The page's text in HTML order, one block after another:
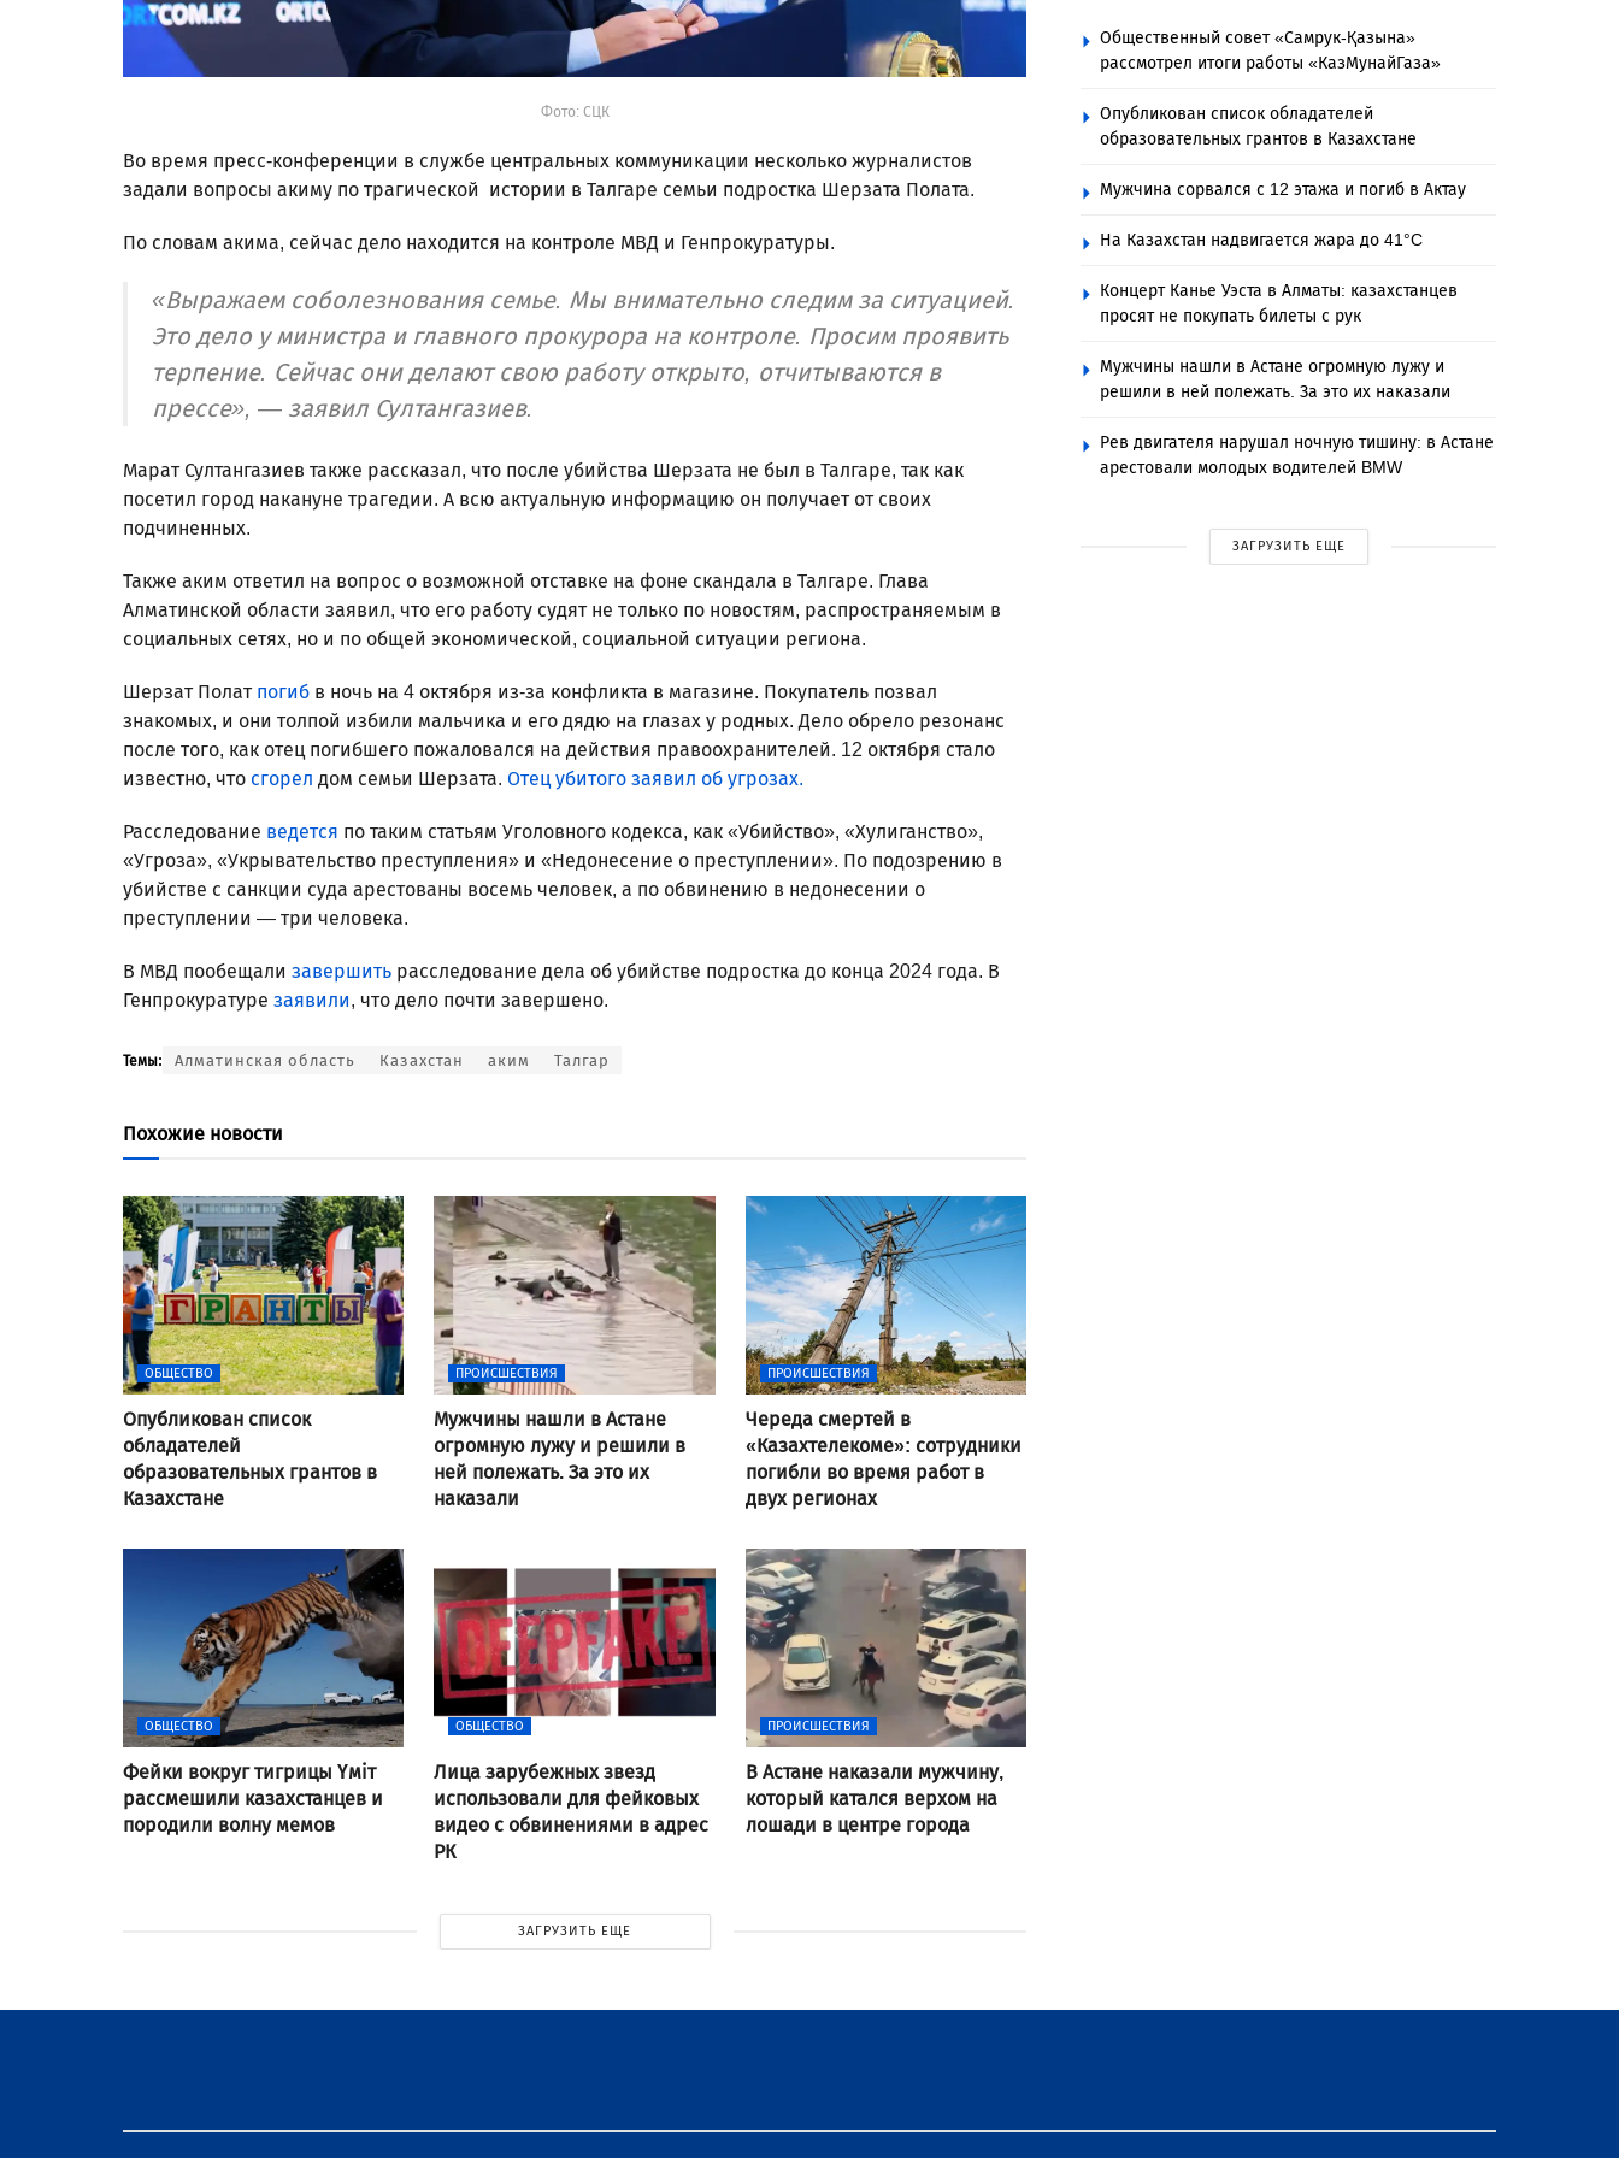
Фото: СЦК
Во время пресс-конференции в службе центральных коммуникации несколько журналистов
задали вопросы акиму по трагической истории в Талгаре семьи подростка Шерзата Полата.
По словам акима, сейчас дело находится на контроле МВД и Генпрокуратуры.
«Выражаем соболезнования семье. Мы внимательно следим за ситуацией.
Это дело у министра и главного прокурора на контроле. Просим проявить
терпение. Сейчас они делают свою работу открыто, отчитываются в
прессе», — заявил Султангазиев.
Марат Султангазиев также рассказал, что после убийства Шерзата не был в Талгаре, так как
посетил город накануне трагедии. А всю актуальную информацию он получает от своих
подчиненных.
Также аким ответил на вопрос о возможной отставке на фоне скандала в Талгаре. Глава
Алматинской области заявил, что его работу судят не только по новостям, распространяемым в
социальных сетях, но и по общей экономической, социальной ситуации региона.
Шерзат Полат погиб в ночь на 4 октября из-за конфликта в магазине. Покупатель позвал
знакомых, и они толпой избили мальчика и его дядю на глазах у родных. Дело обрело резонанс
после того, как отец погибшего пожаловался на действия правоохранителей. 12 октября стало
известно, что сгорел дом семьи Шерзата. Отец убитого заявил об угрозах.
Расследование ведется по таким статьям Уголовного кодекса, как «Убийство», «Хулиганство»,
«Угроза», «Укрывательство преступления» и «Недонесение о преступлении». По подозрению в
убийстве с санкции суда арестованы восемь человек, а по обвинению в недонесении о
преступлении — три человека.
В МВД пообещали завершить расследование дела об убийстве подростка до конца 2024 года. В
Генпрокуратуре заявили, что дело почти завершено.
Темы: Алматинская область Казахстан аким Талгар
Похожие новости
ОБЩЕСТВО
Опубликован список
обладателей
образовательных грантов в
Казахстане
ПРОИСШЕСТВИЯ
Мужчины нашли в Астане
огромную лужу и решили в
ней полежать. За это их
наказали
ПРОИСШЕСТВИЯ
Череда смертей в
«Казахтелекоме»: сотрудники
погибли во время работ в
двух регионах
ОБЩЕСТВО
Фейки вокруг тигрицы Үміт
рассмешили казахстанцев и
породили волну мемов
ОБЩЕСТВО
Лица зарубежных звезд
использовали для фейковых
видео с обвинениями в адрес
РК
ПРОИСШЕСТВИЯ
В Астане наказали мужчину,
который катался верхом на
лошади в центре города
ЗАГРУЗИТЬ ЕЩЕ
Общественный совет «Самрук-Қазына»
рассмотрел итоги работы «КазМунайГаза»
Опубликован список обладателей
образовательных грантов в Казахстане
Мужчина сорвался с 12 этажа и погиб в Актау
На Казахстан надвигается жара до 41°C
Концерт Канье Уэста в Алматы: казахстанцев
просят не покупать билеты с рук
Мужчины нашли в Астане огромную лужу и
решили в ней полежать. За это их наказали
Рев двигателя нарушал ночную тишину: в Астане
арестовали молодых водителей BMW
ЗАГРУЗИТЬ ЕЩЕ